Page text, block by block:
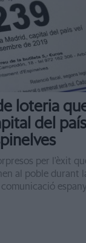
loteria
del
per l'èxit
al poble durant